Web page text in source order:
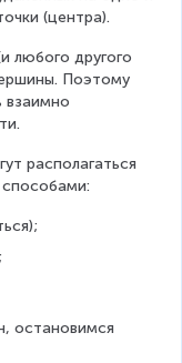
(центра).
любого другого
Поэтому
взаимно
располагаться
остановимся